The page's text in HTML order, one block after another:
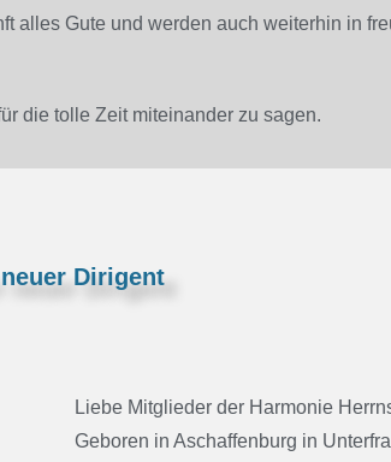
alles Gute und werden auch weiterhin in
die tolle Zeit miteinander zu sagen.
Dirigent
Liebe Mitglieder der Harmonie
Geboren in Aschaffenburg in